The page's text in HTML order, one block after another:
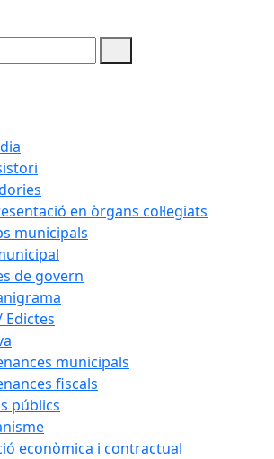
en òrgans col·legiats
municipals
de govern
Edictes
municipals
fiscals
públics
econòmica i contractual